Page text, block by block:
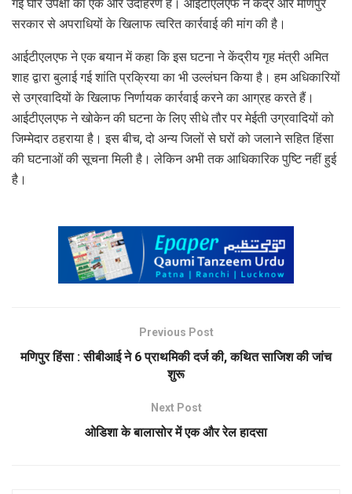
गई घोर उपेक्षा का एक और उदाहरण है। आईटीएलएफ ने केंद्र और मणिपुर
सरकार से अपराधियों के खिलाफ त्वरित कार्रवाई की मांग की है।
आईटीएलएफ ने एक बयान में कहा कि इस घटना ने केंद्रीय गृह मंत्री अमित
शाह द्वारा बुलाई गई शांति प्रक्रिया का भी उल्लंघन किया है। हम अधिकारियों
से उग्रवादियों के खिलाफ निर्णायक कार्रवाई करने का आग्रह करते हैं।
आईटीएलएफ ने खोकेन की घटना के लिए सीधे तौर पर मेईती उग्रवादियों को
जिम्मेदार ठहराया है। इस बीच, दो अन्य जिलों से घरों को जलाने सहित हिंसा
की घटनाओं की सूचना मिली है। लेकिन अभी तक आधिकारिक पुष्टि नहीं हुई
है।
Previous Post
मणिपुर हिंसा : सीबीआई ने 6 प्राथमिकी दर्ज की, कथित साजिश की जांच
शुरू
Next Post
ओडिशा के बालासोर में एक और रेल हादसा